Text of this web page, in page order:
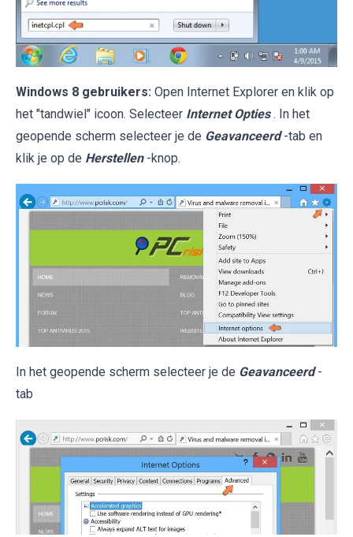
Windows 8 gebruikers: Open Internet Explorer en klik op
het "tandwiel" icoon. Selecteer Internet Opties . In het
geopende scherm selecteer je de Geavanceerd -tab en
klik je op de Herstellen -knop.
In het geopende scherm selecteer je de Geavanceerd -
tab